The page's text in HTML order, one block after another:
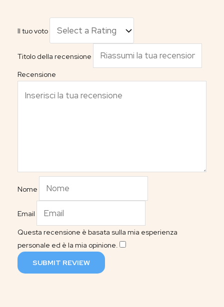
Il tuo voto
Titolo della recensione
Recensione
Nome
Email
Questa recensione è basata sulla mia esperienza
personale ed è la mia opinione.
SUBMIT REVIEW